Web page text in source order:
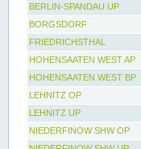
BERLIN-SPANDAU UP
BORGSDORF
FRIEDRICHSTHAL
HOHENSAATEN WEST AP
HOHENSAATEN WEST BP
LEHNITZ OP
LEHNITZ UP
NIEDERFINOW SHW OP